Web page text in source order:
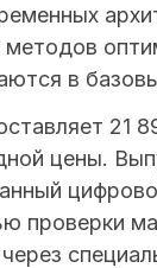
методов
в
21
цены.
проверки